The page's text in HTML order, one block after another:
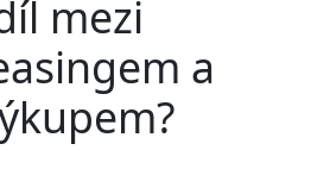
mezi
a